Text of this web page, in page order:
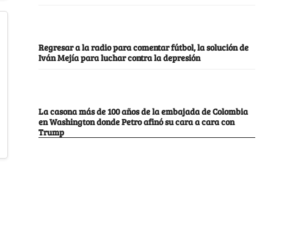
Regresar a la radio para comentar fútbol, la solución de
Iván Mejía para luchar contra la depresión
La casona más de 100 años de la embajada de Colombia
en Washington donde Petro afinó su cara a cara con
Trump